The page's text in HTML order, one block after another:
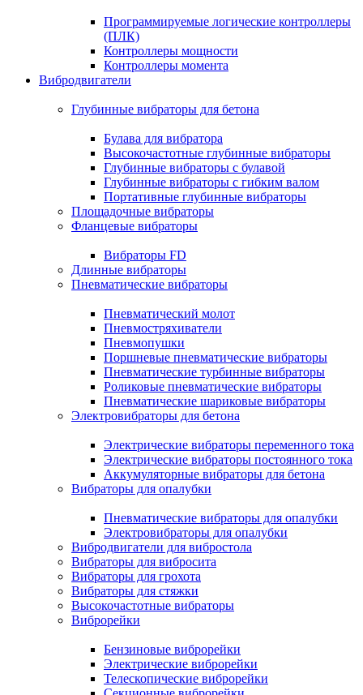
Программируемые логические контроллеры
(ПЛК)
Контроллеры мощности
Контроллеры момента
Вибродвигатели
Глубинные вибраторы для бетона
Булава для вибратора
Высокочастотные глубинные вибраторы
Глубинные вибраторы с булавой
Глубинные вибраторы с гибким валом
Портативные глубинные вибраторы
Площадочные вибраторы
Фланцевые вибраторы
Вибраторы FD
Длинные вибраторы
Пневматические вибраторы
Пневматический молот
Пневмостряхиватели
Пневмопушки
Поршневые пневматические вибраторы
Пневматические турбинные вибраторы
Роликовые пневматические вибраторы
Пневматические шариковые вибраторы
Электровибраторы для бетона
Электрические вибраторы переменного тока
Электрические вибраторы постоянного тока
Аккумуляторные вибраторы для бетона
Вибраторы для опалубки
Пневматические вибраторы для опалубки
Электровибраторы для опалубки
Вибродвигатели для вибростола
Вибраторы для вибросита
Вибраторы для грохота
Вибраторы для стяжки
Высокочастотные вибраторы
Виброрейки
Бензиновые виброрейки
Электрические виброрейки
Телескопические виброрейки